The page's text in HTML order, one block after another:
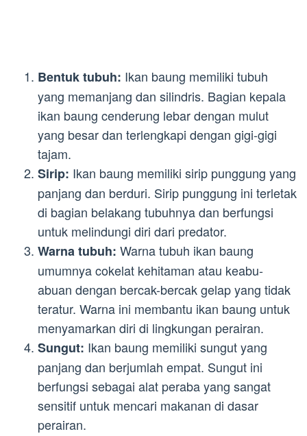
Bentuk tubuh: Ikan baung memiliki tubuh
yang memanjang dan silindris. Bagian kepala
ikan baung cenderung lebar dengan mulut
yang besar dan terlengkapi dengan gigi-gigi
tajam.
Sirip: Ikan baung memiliki sirip punggung yang
panjang dan berduri. Sirip punggung ini terletak
di bagian belakang tubuhnya dan berfungsi
untuk melindungi diri dari predator.
Warna tubuh: Warna tubuh ikan baung
umumnya cokelat kehitaman atau keabu-
abuan dengan bercak-bercak gelap yang tidak
teratur. Warna ini membantu ikan baung untuk
menyamarkan diri di lingkungan perairan.
Sungut: Ikan baung memiliki sungut yang
panjang dan berjumlah empat. Sungut ini
berfungsi sebagai alat peraba yang sangat
sensitif untuk mencari makanan di dasar
perairan.